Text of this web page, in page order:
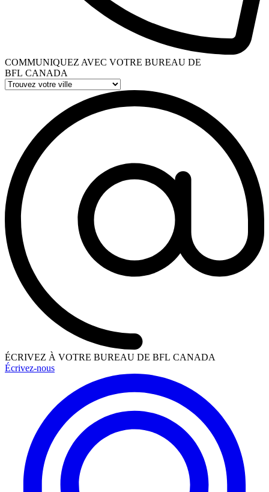
COMMUNIQUEZ AVEC VOTRE BUREAU DE
BFL CANADA
ÉCRIVEZ À VOTRE BUREAU DE BFL CANADA
Écrivez-nous